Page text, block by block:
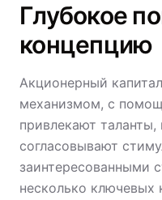
Глубокое
концепцию
Акционерный
механизмом, с
привлекают
согласовывают
заинтересованными
несколько ключевых